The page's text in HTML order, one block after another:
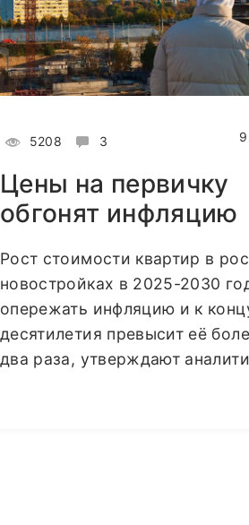
5208 3
Цены на первичку
обгонят инфляцию
Рост стоимости квартир в
новостройках в 2025-2030
опережать инфляцию и к
десятилетия превысит её
два раза, утверждают